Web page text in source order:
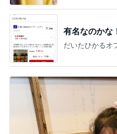
有名なのかな
だいたひかるオ